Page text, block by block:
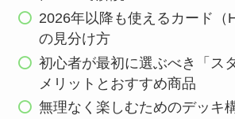
2026年以降も使えるカード（
の見分け方
初心者が最初に選ぶべき「ス
メリットとおすすめ商品
無理なく楽しむためのデッキ